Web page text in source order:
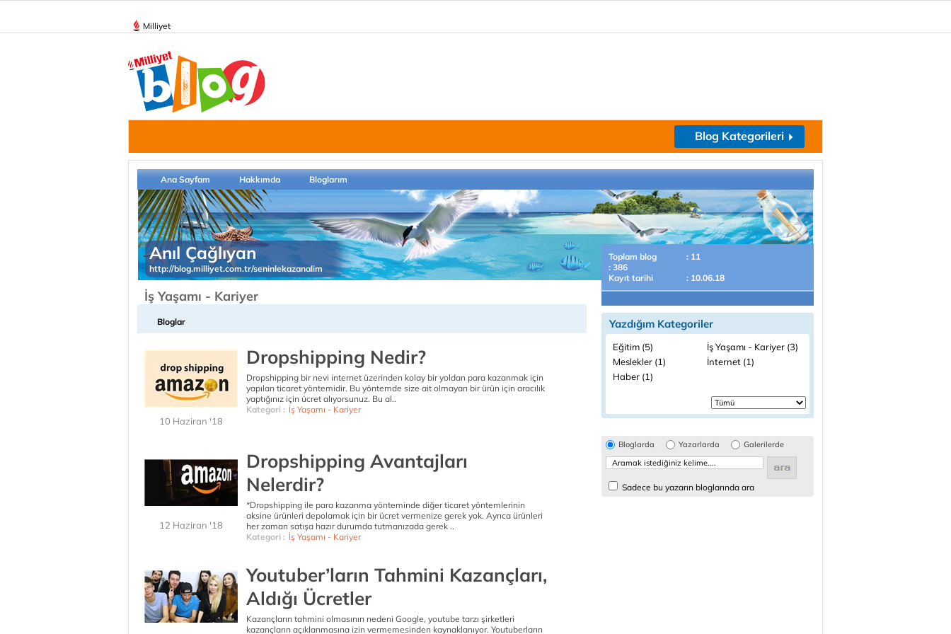
Milliyet
Blog Kategorileri
Ana Sayfam Hakkımda Bloglarım
Anıl Çağlıyan
http://blog.milliyet.com.tr/seninlekazanalim
İş Yaşamı - Kariyer
Bloglar
10 Haziran '18
Dropshipping Nedir?
Dropshipping bir nevi internet üzerinden kolay bir yoldan para kazanmak için
yapılan ticaret yöntemidir. Bu yöntemde size ait olmayan bir ürün için aracılık
yaptığınız için ücret alıyorsunuz. Bu al..
Kategori : İş Yaşamı - Kariyer
12 Haziran '18
Dropshipping Avantajları
Nelerdir?
*Dropshipping ile para kazanma yönteminde diğer ticaret yöntemlerinin
aksine ürünleri depolamak için bir ücret vermenize gerek yok. Ayrıca ürünleri
her zaman satışa hazır durumda tutmanızada gerek ..
Kategori : İş Yaşamı - Kariyer
Youtuber’ların Tahmini Kazançları,
Aldığı Ücretler
Kazançların tahmini olmasının nedeni Google, youtube tarzı şirketleri
kazançların açıklanmasına izin vermemesinden kaynaklanıyor. Youtuberların
Toplam blog
: 11
: 386
Kayıt tarihi
: 10.06.18
Yazdığım Kategoriler
Eğitim (5)
İş Yaşamı - Kariyer (3)
Meslekler (1)
İnternet (1)
Haber (1)
Bloglarda Yazarlarda Galerilerde
Sadece bu yazarın bloglarında ara